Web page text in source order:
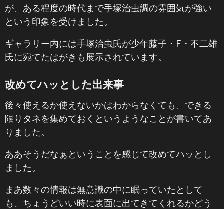
が、ある程度の時代まで手塚治虫調の雰囲気が強い
という印象を受けました。
ギャラリー内には手塚治虫氏が少年藤子・F・不二雄
氏に宛てたはがきも展示されています。
改めてハッとした出来事
後々使えるか使えないかはわからなくても、できる
限りタネを集めておくというようなことが書いてあ
りました。
ああそうだなぁということを感じて改めてハッとし
ました。
まあ数々の情報は無意識の中に眠っていたとして
も、ちょうどいい時に表面に出てきてくれるかどう